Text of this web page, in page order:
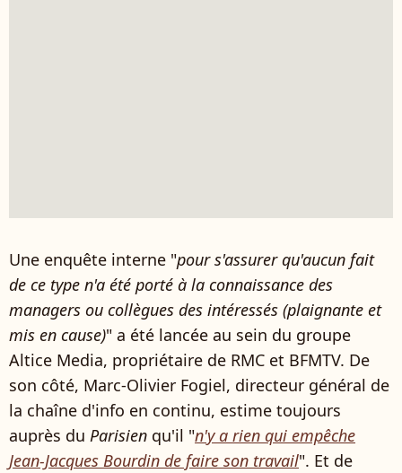
Une enquête interne "pour s'assurer qu'aucun fait
de ce type n'a été porté à la connaissance des
managers ou collègues des intéressés (plaignante et
mis en cause)" a été lancée au sein du groupe
Altice Media, propriétaire de RMC et BFMTV. De
son côté, Marc-Olivier Fogiel, directeur général de
la chaîne d'info en continu, estime toujours
auprès du Parisien qu'il "n'y a rien qui empêche
Jean-Jacques Bourdin de faire son travail". Et de